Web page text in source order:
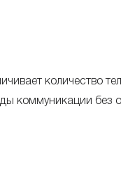
количество
коммуникации без